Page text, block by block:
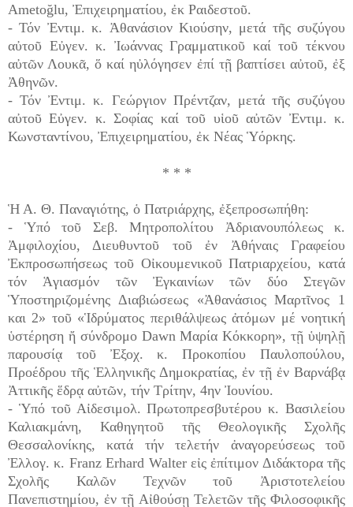
Ametoğlu, Ἐπιχειρηματίου, ἐκ Ραιδεστοῦ.
- Τόν Ἐντιμ. κ. Ἀθανάσιον Κιούσην, μετά τῆς συζύγου
αὐτοῦ Εὐγεν. κ. Ἰωάννας Γραμματικοῦ καί τοῦ τέκνου
αὐτῶν Λουκᾶ, ὅ καί ηὐλόγησεν ἐπί τῇ βαπτίσει αὐτοῦ, ἐξ
Ἀθηνῶν.
- Τόν Ἐντιμ. κ. Γεώργιον Πρέντζαν, μετά τῆς συζύγου
αὐτοῦ Εὐγεν. κ. Σοφίας καί τοῦ υἱοῦ αὐτῶν Ἐντιμ. κ.
Κωνσταντίνου, Ἐπιχειρηματίου, ἐκ Νέας Ὑόρκης.
* * *
Ἡ Α. Θ. Παναγιότης, ὁ Πατριάρχης, ἐξεπροσωπήθη:
- Ὑπό τοῦ Σεβ. Μητροπολίτου Ἀδριανουπόλεως κ.
Ἀμφιλοχίου, Διευθυντοῦ τοῦ ἐν Ἀθήναις Γραφείου
Ἐκπροσωπήσεως τοῦ Οἰκουμενικοῦ Πατριαρχείου, κατά
τόν Ἁγιασμόν τῶν Ἐγκαινίων τῶν δύο Στεγῶν
Ὑποστηριζομένης Διαβιώσεως «Ἀθανάσιος Μαρτῖνος 1
και 2» τοῦ «Ἱδρύματος περιθάλψεως ἀτόμων μέ νοητική
ὑστέρηση ἤ σύνδρομο Dawn Μαρία Κόκκορη», τῇ ὑψηλῇ
παρουσίᾳ τοῦ Ἐξοχ. κ. Προκοπίου Παυλοπούλου,
Προέδρου τῆς Ἑλληνικῆς Δημοκρατίας, ἐν τῇ ἐν Βαρνάβᾳ
Ἀττικῆς ἕδρᾳ αὐτῶν, τήν Τρίτην, 4ην Ἰουνίου.
- Ὑπό τοῦ Αἰδεσιμολ. Πρωτοπρεσβυτέρου κ. Βασιλείου
Καλιακμάνη, Καθηγητοῦ τῆς Θεολογικῆς Σχολῆς
Θεσσαλονίκης, κατά τήν τελετήν ἀναγορεύσεως τοῦ
Ἐλλογ. κ. Franz Erhard Walter εἰς ἐπίτιμον Διδάκτορα τῆς
Σχολῆς Καλῶν Τεχνῶν τοῦ Ἀριστοτελείου
Πανεπιστημίου, ἐν τῇ Αἰθούσῃ Τελετῶν τῆς Φιλοσοφικῆς